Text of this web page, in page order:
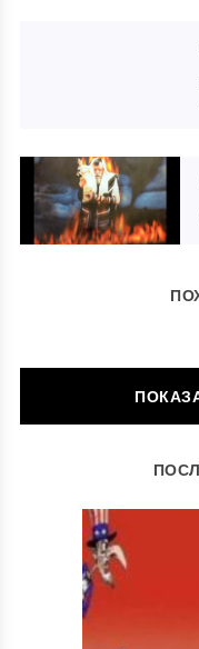
Ваш адрес email не
Комментарий*